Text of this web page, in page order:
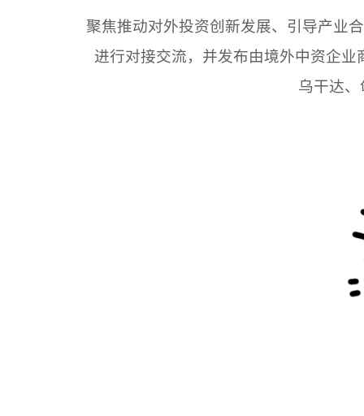
聚焦推动对外投资创新发展、引导产业
进行对接交流，并发布由境外中资企
乌干达、